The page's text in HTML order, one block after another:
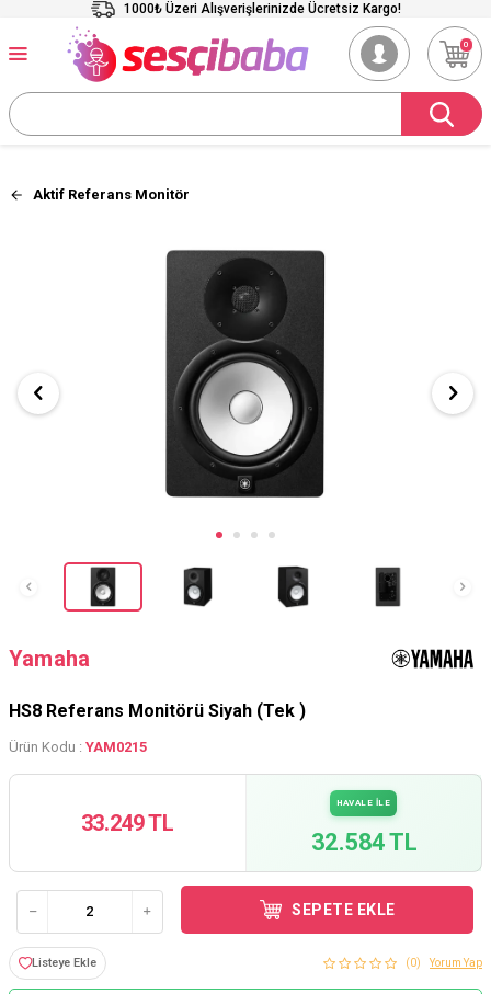
1000₺ Üzeri Alışverişlerinizde Ücretsiz Kargo!
0
Aktif Referans Monitör
Yamaha
HS8 Referans Monitörü Siyah (Tek )
Ürün Kodu : YAM0215
33.249 TL
HAVALE İLE
32.584 TL
SEPETE EKLE
Listeye Ekle (0) Yorum Yap